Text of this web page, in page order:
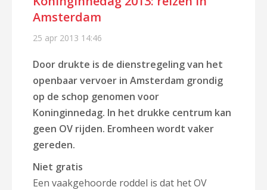
Amsterdam
25 apr 2013 14:46
Door drukte is de dienstregeling van het
openbaar vervoer in Amsterdam grondig
op de schop genomen voor
Koninginnedag. In het drukke centrum kan
geen OV rijden. Eromheen wordt vaker
gereden.
Niet gratis
Een vaakgehoorde roddel is dat het OV